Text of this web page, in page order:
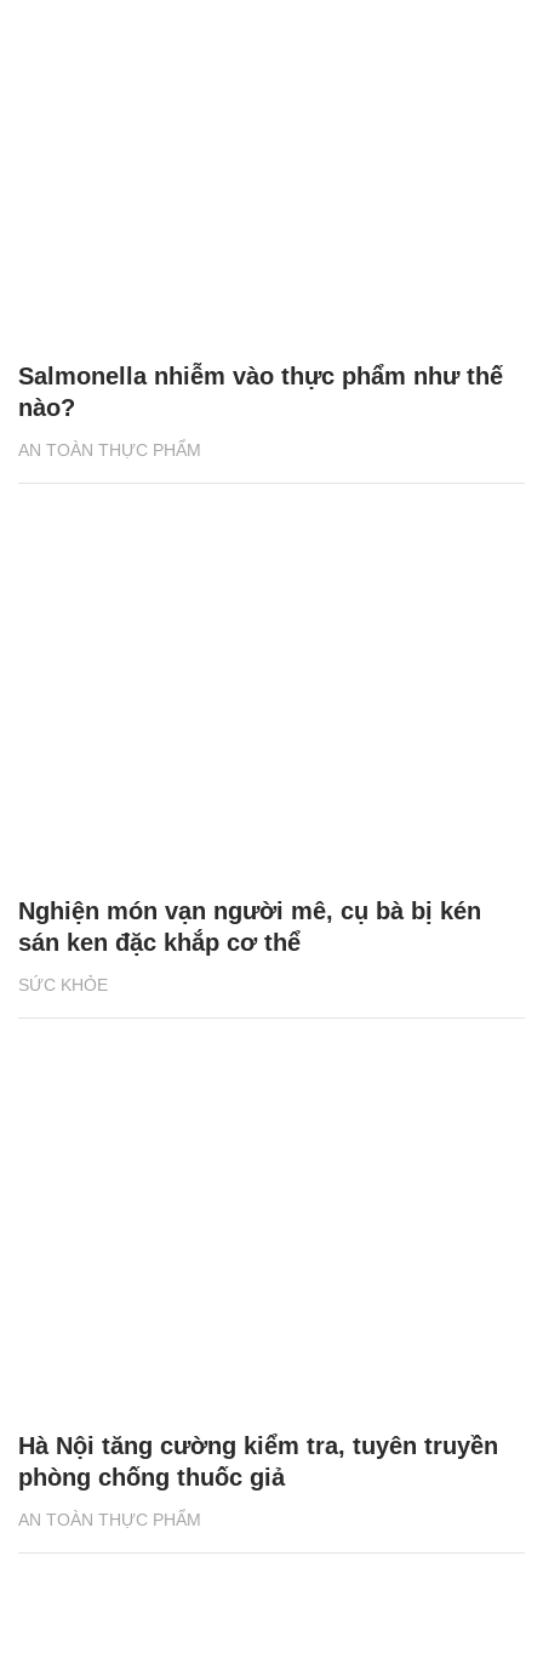
AN TOÀN THỰC PHẨM
Salmonella nhiễm vào thực phẩm như thế
nào?
SỨC KHỎE
Nghiện món vạn người mê, cụ bà bị kén
sán ken đặc khắp cơ thể
AN TOÀN THỰC PHẨM
Hà Nội tăng cường kiểm tra, tuyên truyền
phòng chống thuốc giả